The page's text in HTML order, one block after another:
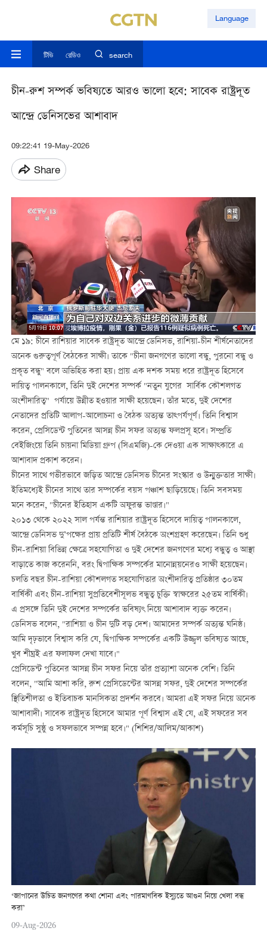
Language
টিভি রেডিও search
চীন-রুশ সম্পর্ক ভবিষ্যতে আরও ভালো হবে: সাবেক রাষ্ট্রদূত
আন্দ্রে ডেনিসভের আশাবাদ
09:22:41 19-May-2026
Share
মে ১৯: চীনে রাশিয়ার সাবেক রাষ্ট্রদূত আন্দ্রে ডেনিসভ, রাশিয়া-চীন শীর্ষনেতাদের
অনেক গুরুত্বপূর্ণ বৈঠকের সাক্ষী। তাকে "চীনা জনগণের ভালো বন্ধু, পুরনো বন্ধু ও
প্রকৃত বন্ধু" বলে অভিহিত করা হয়। প্রায় এক দশক সময় ধরে রাষ্ট্রদূত হিসেবে
দায়িত্ব পালনকালে, তিনি দুই দেশের সম্পর্ক "নতুন যুগের সার্বিক কৌশলগত
অংশীদারিত্ব" পর্যায়ে উন্নীত হওয়ার সাক্ষী হয়েছেন। তাঁর মতে, দুই দেশের
নেতাদের প্রতিটি আলাপ-আলোচনা ও বৈঠক অত্যন্ত তাত্পর্যপূর্ণ। তিনি বিশ্বাস
করেন, প্রেসিডেন্ট পুতিনের আসন্ন চীন সফর অত্যন্ত ফলপ্রসূ হবে। সম্প্রতি
বেইজিংয়ে তিনি চায়না মিডিয়া গ্রুপ (সিএমজি)-কে দেওয়া এক সাক্ষাত্কারে এ
আশাবাদ প্রকাশ করেন।
চীনের সাথে গভীরভাবে জড়িত আন্দ্রে ডেনিসভ চীনের সংস্কার ও উন্মুক্ততার সাক্ষী।
ইতিমধ্যেই চীনের সাথে তার সম্পর্কের বয়স পঞ্চাশ ছাড়িয়েছে। তিনি সবসময়
মনে করেন, "চীনের ইতিহাস একটি অফুরন্ত ভাণ্ডার।"
২০১৩ থেকে ২০২২ সাল পর্যন্ত রাশিয়ার রাষ্ট্রদূত হিসেবে দায়িত্ব পালনকালে,
আন্দ্রে ডেনিসভ দু’পক্ষের প্রায় প্রতিটি শীর্ষ বৈঠকে অংশগ্রহণ করেছেন। তিনি শুধু
চীন-রাশিয়া বিভিন্ন ক্ষেত্রে সহযোগিতা ও দুই দেশের জনগণের মধ্যে বন্ধুত্ব ও আস্থা
বাড়াতে কাজ করেননি, বরং দ্বিপাক্ষিক সম্পর্কের মানোন্নয়নেরও সাক্ষী হয়েছেন।
চলতি বছর চীন-রাশিয়া কৌশলগত সহযোগিতার অংশীদারিত্ব প্রতিষ্ঠার ৩০তম
বার্ষিকী এবং চীন-রাশিয়া সুপ্রতিবেশীসূলভ বন্ধুত্ব চুক্তি স্বাক্ষরের ২৫তম বার্ষিকী।
এ প্রসঙ্গে তিনি দুই দেশের সম্পর্কের ভবিষ্যৎ নিয়ে আশাবাদ ব্যক্ত করেন।
ডেনিসভ বলেন, "রাশিয়া ও চীন দুটি বড় দেশ। আমাদের সম্পর্ক অত্যন্ত ঘনিষ্ঠ।
আমি দৃঢ়ভাবে বিশ্বাস করি যে, দ্বিপাক্ষিক সম্পর্কের একটি উজ্জ্বল ভবিষ্যত আছে,
খুব শীঘ্রই এর ফলাফল দেখা যাবে।"
প্রেসিডেন্ট পুতিনের আসন্ন চীন সফর নিয়ে তাঁর প্রত্যাশা অনেক বেশি। তিনি
বলেন, "আমি আশা করি, রুশ প্রেসিডেন্টের আসন্ন সফর, দুই দেশের সম্পর্কের
স্থিতিশীলতা ও ইতিবাচক মানসিকতা প্রদর্শন করবে। আমরা এই সফর নিয়ে অনেক
আশাবাদী। সাবেক রাষ্ট্রদূত হিসেবে আমার পূর্ণ বিশ্বাস এই যে, এই সফরের সব
কর্মসূচি সুষ্ঠু ও সফলভাবে সম্পন্ন হবে।" (শিশির/আলিম/আকাশ)
‘জাপানের উচিত জনগণের কথা শোনা এবং পারমাণবিক ইস্যুতে আগুন নিয়ে খেলা বন্ধ
করা’
09-Aug-2026